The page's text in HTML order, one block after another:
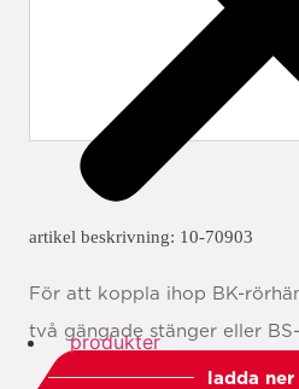
produkter
artikel beskrivning: 10-70903
För att koppla ihop BK-
två gängade stänger eller
ladda ner